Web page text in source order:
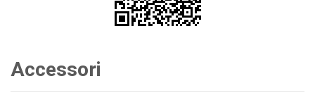
Accessori